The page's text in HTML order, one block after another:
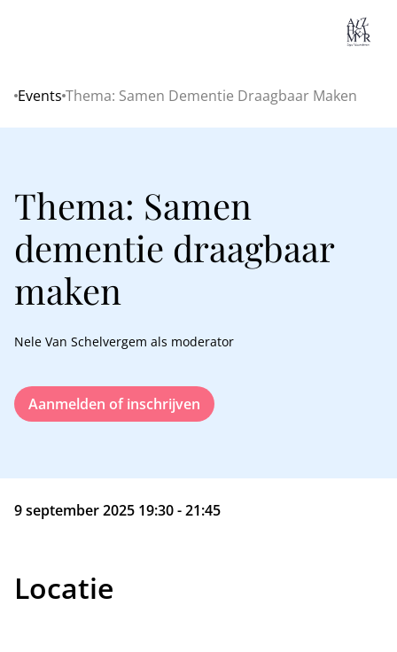
Home
Events Thema: Samen Dementie Draagbaar Maken
Thema: Samen
dementie draagbaar
maken
Nele Van Schelvergem als moderator
Aanmelden of inschrijven
9 september 2025 19:30 - 21:45
Locatie